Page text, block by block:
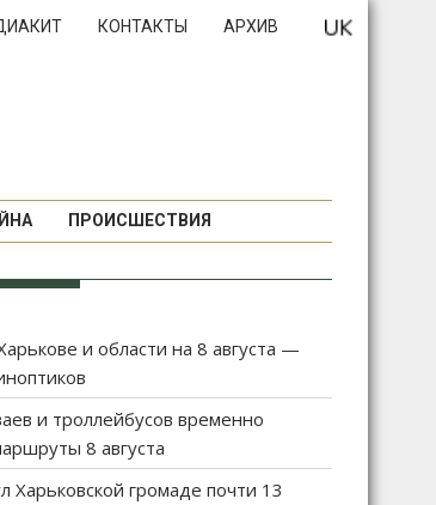
КОНТАКТЫ АРХИВ
ПРОИСШЕСТВИЯ
и области на 8 августа —
и троллейбусов временно
8 августа
Харьковской громаде почти 13